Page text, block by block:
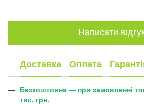
Написати
Доставка Оплата
Безкоштовна — при замовленні
тис. грн.